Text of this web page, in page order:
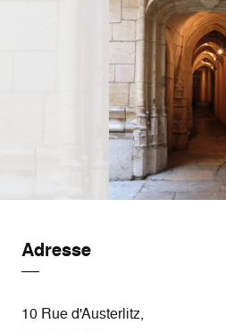
Adresse
10 Rue d'Austerlitz,